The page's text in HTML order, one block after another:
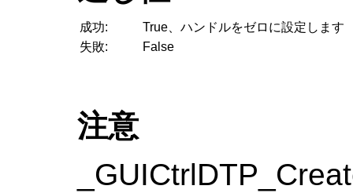
成功:
True、ハンドルをゼロに設定します
失敗:
False
注意